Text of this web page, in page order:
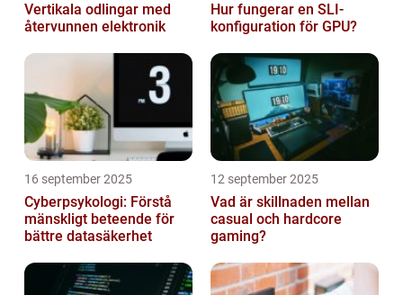
Vertikala odlingar med
återvunnen elektronik
Hur fungerar en SLI-
konfiguration för GPU?
16 september 2025
Cyberpsykologi: Förstå
mänskligt beteende för
bättre datasäkerhet
12 september 2025
Vad är skillnaden mellan
casual och hardcore
gaming?